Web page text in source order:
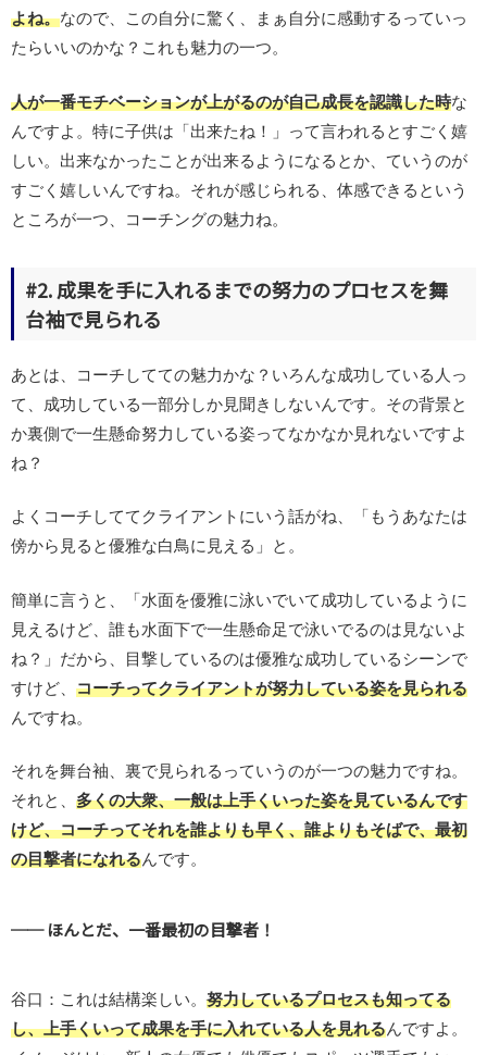
よね。なので、この自分に驚く、まぁ自分に感動するっていっ
たらいいのかな？これも魅力の一つ。
人が一番モチベーションが上がるのが自己成長を認識した時な
んですよ。特に子供は「出来たね！」って言われるとすごく嬉
しい。出来なかったことが出来るようになるとか、ていうのが
すごく嬉しいんですね。それが感じられる、体感できるという
ところが一つ、コーチングの魅力ね。
#2. 成果を手に入れるまでの努力のプロセスを舞
台袖で見られる
あとは、コーチしてての魅力かな？いろんな成功している人っ
て、成功している一部分しか見聞きしないんです。その背景と
か裏側で一生懸命努力している姿ってなかなか見れないですよ
ね？
よくコーチしててクライアントにいう話がね、「もうあなたは
傍から見ると優雅な白鳥に見える」と。
簡単に言うと、「水面を優雅に泳いでいて成功しているように
見えるけど、誰も水面下で一生懸命足で泳いでるのは見ないよ
ね？」だから、目撃しているのは優雅な成功しているシーンで
すけど、 コーチってクライアントが努力している姿を見られる
んですね。
それを舞台袖、裏で見られるっていうのが一つの魅力ですね。
それと、 多くの大衆、一般は上手くいった姿を見ているんです
けど、コーチってそれを誰よりも早く、誰よりもそばで、最初
の目撃者になれるんです。
── ほんとだ、一番最初の目撃者！
谷口：これは結構楽しい。 努力しているプロセスも知ってる
し、上手くいって成果を手に入れている人を見れるんですよ。